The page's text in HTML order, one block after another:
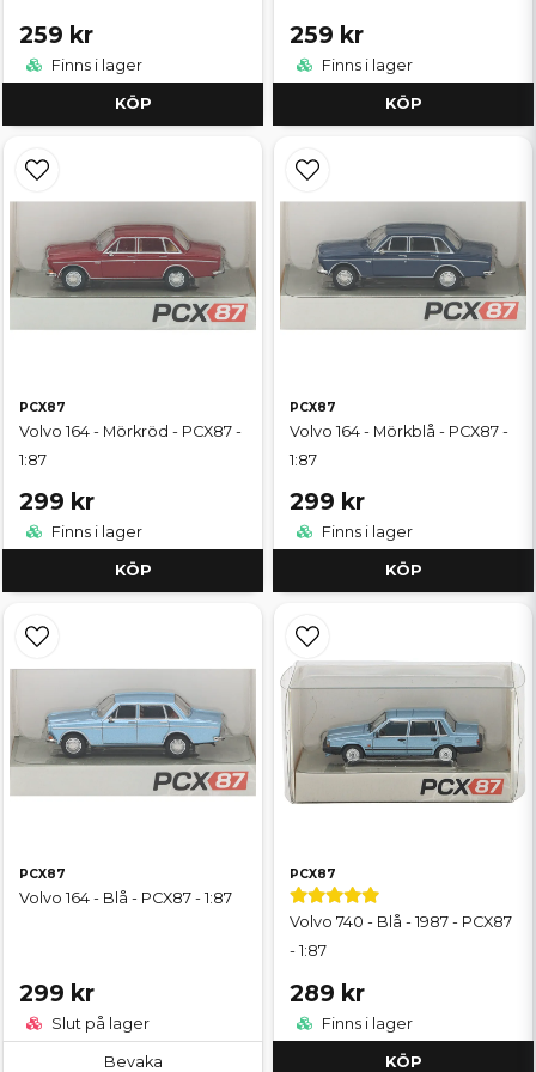
259 kr
Finns i lager
KÖP
259 kr
Finns i lager
KÖP
PCX87
Volvo 164 - Mörkröd - PCX87 -
1:87
299 kr
Finns i lager
KÖP
PCX87
Volvo 164 - Mörkblå - PCX87 -
1:87
299 kr
Finns i lager
KÖP
PCX87
Volvo 164 - Blå - PCX87 - 1:87
299 kr
Slut på lager
Bevaka
PCX87
Volvo 740 - Blå - 1987 - PCX87
- 1:87
289 kr
Finns i lager
KÖP